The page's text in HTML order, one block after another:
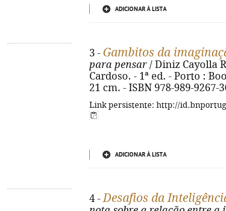
ADICIONAR À LISTA
3 - Gambitos da
para pensar/ Diniz Cayolla
Cardoso. - 1ª ed. - Porto :
21 cm. - ISBN 978-989-9267-
Link persistente: http://
ADICIONAR À LISTA
4 -Desafios da